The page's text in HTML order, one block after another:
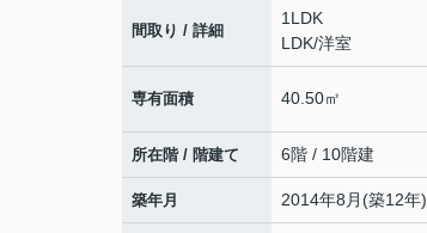
間取り / 詳細
1LDK
LDK/洋室
専有面積 40.50㎡
所在階 / 階建て 6階 / 10階建
築年月 2014年8月(築12年)